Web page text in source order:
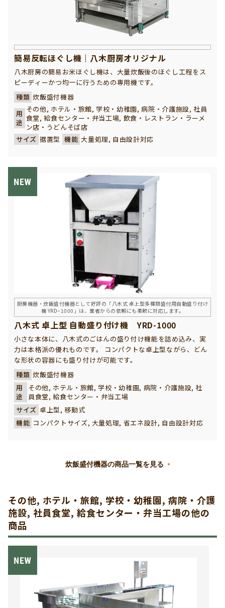
簡易反転ほぐし機｜八木厨房オリジナル
八木厨房の簡易お米ほぐし機は、大量炊飯後のほぐし工程をス
ピーディーかつ均一に行うための専用機です。
種類 炊飯盛付機器
用
途
その他, ホテル・旅館, 学校・幼稚園, 病院・介護施設, 社員
食堂, 給食センター・弁当工場, 飲食・レストラン・ラーメ
ン店・うどんそば店
サイズ 据置型 機能 大量処理, 自由設計対応
厨房機器・炊飯盛付機器として好評の「八木式 卓上型多種類盛付用自動盛り付け
機 YRD−1000」は、業者からの依頼にも柔軟に対応します。
八木式 卓上型 自動盛り付け機 YRD-1000
小さな本体に、八木式のごはんの盛り付け機能を詰め込み、実
力は本格派の優れものです。 コンパクトな卓上型ながら、どん
な形状の容器にも盛り付けが可能です。
種類 炊飯盛付機器
用
途
その他, ホテル・旅館, 学校・幼稚園, 病院・介護施設, 社
員食堂, 給食センター・弁当工場
サイズ 卓上型, 移動式
機能 コンパクトサイズ, 大量処理, 省エネ設計, 自由設計対応
炊飯盛付機器の商品一覧を見る
その他, ホテル・旅館, 学校・幼稚園, 病院・介護
施設, 社員食堂, 給食センター・弁当工場の他の
商品